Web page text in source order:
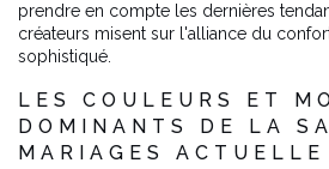
prendre en compte les dernières
créateurs misent sur l'alliance du
sophistiqué.
LES COULEURS ET
DOMINANTS DE LA
MARIAGES ACTUELLE